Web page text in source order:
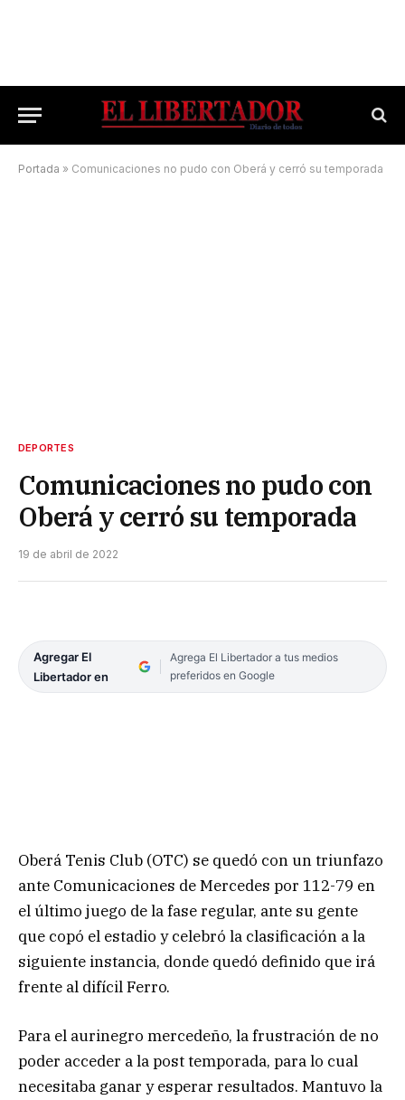
Portada » Comunicaciones no pudo con Oberá y cerró su temporada
DEPORTES
Comunicaciones no pudo con
Oberá y cerró su temporada
19 de abril de 2022
Agregar El
Libertador en
Agrega El Libertador a tus medios
preferidos en Google
Oberá Tenis Club (OTC) se quedó con un triunfazo
ante Comunicaciones de Mercedes por 112-79 en
el último juego de la fase regular, ante su gente
que copó el estadio y celebró la clasificación a la
siguiente instancia, donde quedó definido que irá
frente al difícil Ferro.
Para el aurinegro mercedeño, la frustración de no
poder acceder a la post temporada, para lo cual
necesitaba ganar y esperar resultados. Mantuvo la